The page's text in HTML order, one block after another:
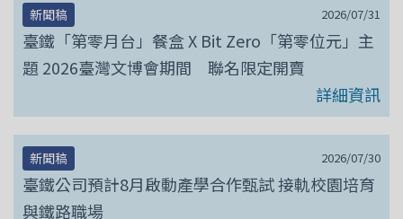
2026/07/31
新聞稿
臺鐵「第零月台」餐盒 X Bit Zero「第零位元」主
題 2026臺灣文博會期間 聯名限定開賣
詳細資訊
2026/07/30
新聞稿
臺鐵公司預計8月啟動產學合作甄試 接軌校園培育
與鐵路職場